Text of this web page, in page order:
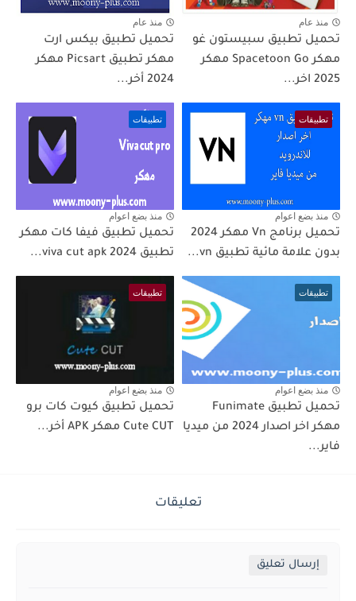
منذ عام
تحميل تطبيق سبيستون غو
مهكر Spacetoon Go مهكر
2025 اخر...
منذ عام
تحميل تطبيق بيكس ارت
مهكر تطبيق Picsart مهكر
2024 أخر...
تطبيقات
منذ بضع اعوام
تحميل برنامج Vn مهكر 2024
بدون علامة مائية تطبيق vn...
تطبيقات
منذ بضع اعوام
تحميل تطبيق فيفا كات مهكر
تطبيق viva cut apk 2024...
تطبيقات
منذ بضع اعوام
تحميل تطبيق Funimate
مهكر اخر اصدار 2024 من ميديا
فاير...
تطبيقات
منذ بضع اعوام
تحميل تطبيق كيوت كات برو
Cute CUT مهكر APK أخر...
تعليقات
إرسال تعليق